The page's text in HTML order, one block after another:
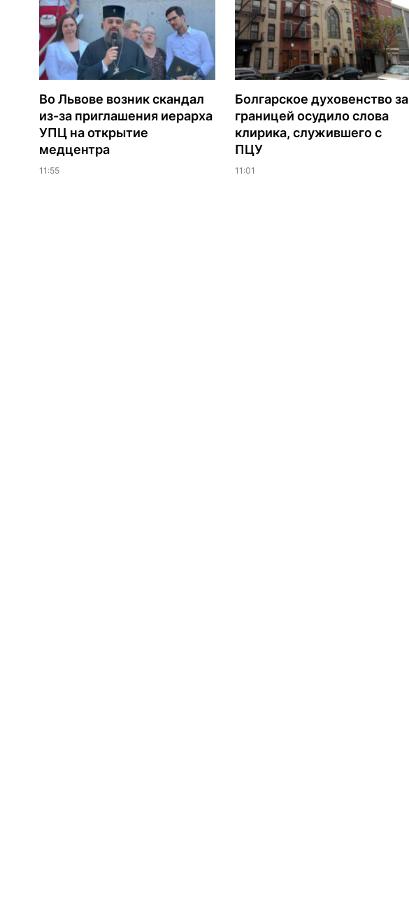
Во Львове возник скандал
из-за приглашения иерарха
УПЦ на открытие
медцентра
11:55
Болгарское духовенство за
границей осудило слова
клирика, служившего с
ПЦУ
11:01